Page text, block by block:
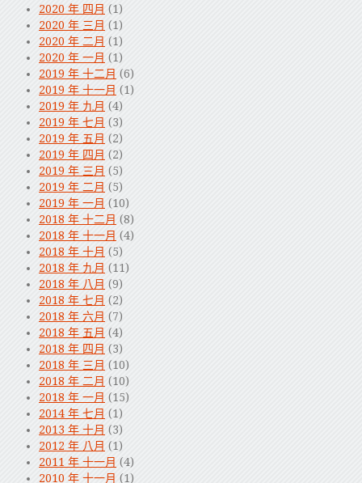
2020 年 四月 (1)
2020 年 三月 (1)
2020 年 二月 (1)
2020 年 一月 (1)
2019 年 十二月 (6)
2019 年 十一月 (1)
2019 年 九月 (4)
2019 年 七月 (3)
2019 年 五月 (2)
2019 年 四月 (2)
2019 年 三月 (5)
2019 年 二月 (5)
2019 年 一月 (10)
2018 年 十二月 (8)
2018 年 十一月 (4)
2018 年 十月 (5)
2018 年 九月 (11)
2018 年 八月 (9)
2018 年 七月 (2)
2018 年 六月 (7)
2018 年 五月 (4)
2018 年 四月 (3)
2018 年 三月 (10)
2018 年 二月 (10)
2018 年 一月 (15)
2014 年 七月 (1)
2013 年 十月 (3)
2012 年 八月 (1)
2011 年 十一月 (4)
2010 年 十一月 (1)